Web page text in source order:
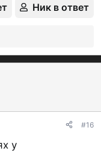
Ник в ответ
#16
у